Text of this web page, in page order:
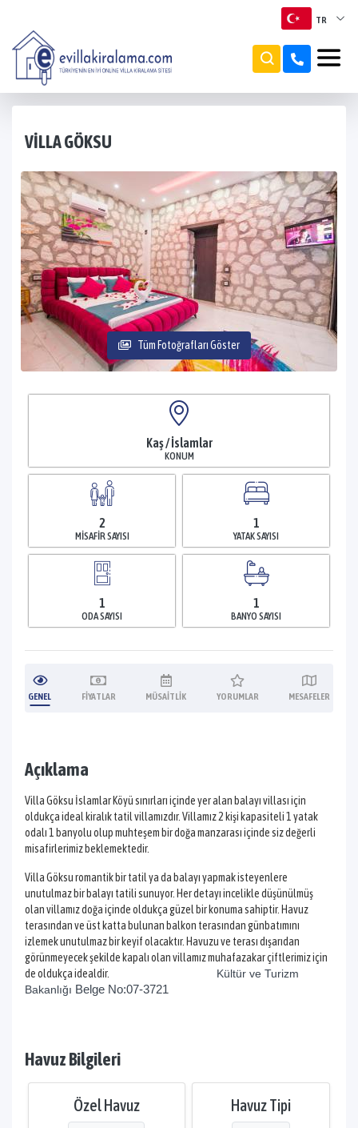
TR
TR
VILLA GÖKSU
Tüm Fotoğrafları Göster
Kaş / İslamlar
KONUM
2
MISAFIR SAYISI
1
YATAK SAYISI
1
ODA SAYISI
1
BANYO SAYISI
GENEL FIYATLAR MÜSAITLIK YORUMLAR MESAFELER
Açıklama
Villa Göksu İslamlar Köyü sınırları içinde yer alan balayı villası için
oldukça ideal kiralık tatil villamızdır. Villamız 2 kişi kapasiteli 1 yatak
odalı 1 banyolu olup muhteşem bir doğa manzarası içinde siz değerli
misafirlerimiz beklemektedir.
Villa Göksu romantik bir tatil ya da balayı yapmak isteyenlere
unutulmaz bir balayı tatili sunuyor. Her detayı incelikle düşünülmüş
olan villamız doğa içinde oldukça güzel bir konuma sahiptir. Havuz
terasından ve üst katta bulunan balkon terasından günbatımını
izlemek unutulmaz bir keyif olacaktır. Havuzu ve terası dışarıdan
görünmeyecek şekilde kapalı olan villamız muhafazakar çiftlerimiz için
de oldukça idealdir. Kültür ve Turizm
Bakanlığı Belge No:07-3721
Havuz Bilgileri
Özel Havuz Havuz Tipi